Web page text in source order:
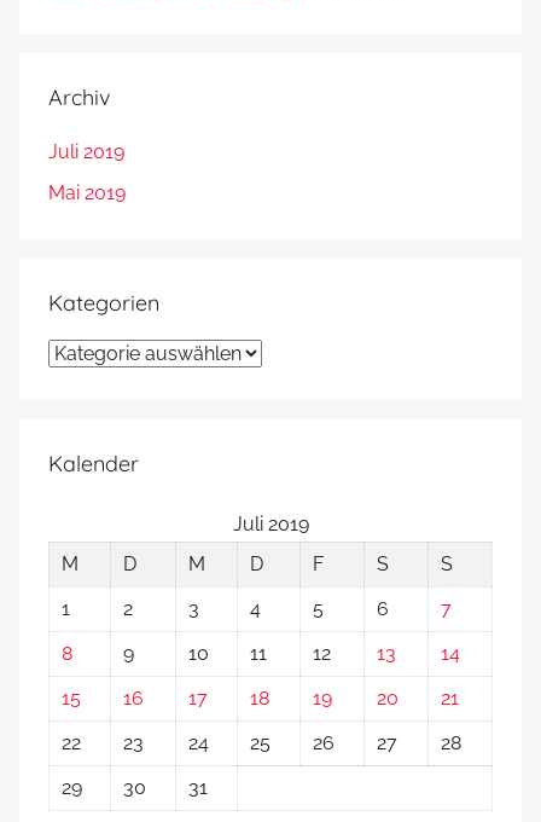
Archiv
Juli 2019
Mai 2019
Kategorien
Kategorien
Kalender
Juli 2019
M
D M D F S
S
1
2 3 4 5 6
7
8
9 10 11 12 13
14
15
16 17 18 19 20
21
22
23 24 25 26 27
28
29
30 31